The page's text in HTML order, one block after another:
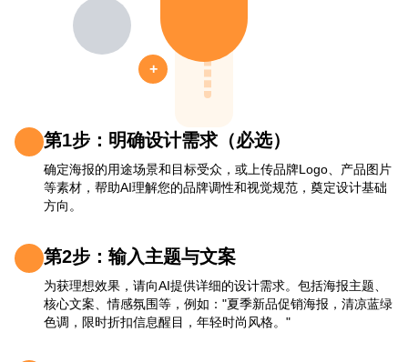
+
第1步：明确设计需求（必选）
确定海报的用途场景和目标受众，或上传品牌Logo、产品图片
等素材，帮助AI理解您的品牌调性和视觉规范，奠定设计基础
方向。
第2步：输入主题与文案
为获理想效果，请向AI提供详细的设计需求。包括海报主题、
核心文案、情感氛围等，例如："夏季新品促销海报，清凉蓝绿
色调，限时折扣信息醒目，年轻时尚风格。"